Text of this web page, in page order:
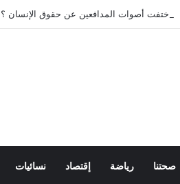
اختفت أصوات المدافعين عن حقوق الإنسان ؟
نسائيات إقتصاد رياضة صحتنا